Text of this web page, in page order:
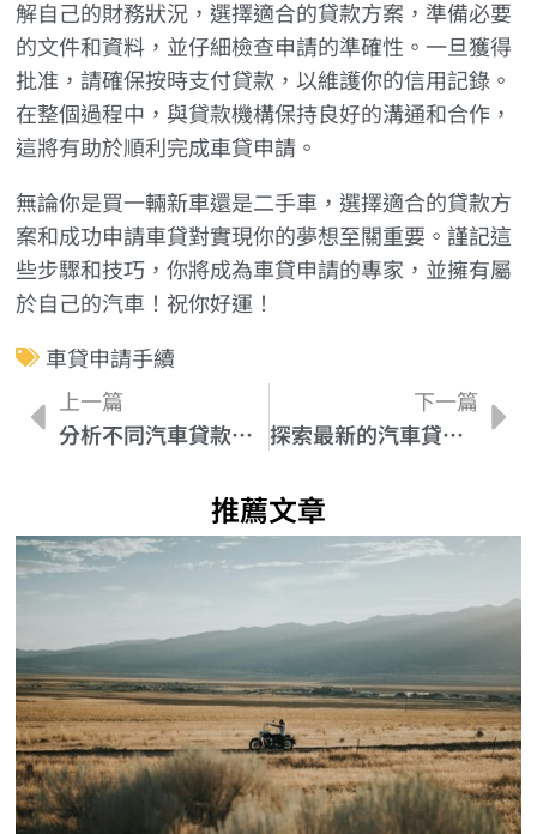
解自己的財務狀況，選擇適合的貸款方案，準備必要
的文件和資料，並仔細檢查申請的準確性。一旦獲得
批准，請確保按時支付貸款，以維護你的信用記錄。
在整個過程中，與貸款機構保持良好的溝通和合作，
這將有助於順利完成車貸申請。
無論你是買一輛新車還是二手車，選擇適合的貸款方
案和成功申請車貸對實現你的夢想至關重要。謹記這
些步驟和技巧，你將成為車貸申請的專家，並擁有屬
於自己的汽車！祝你好運！
車貸申請手續
上一篇
分析不同汽車貸款期限的利弊與風險
下一篇
探索最新的汽車貸款分期期數趨勢和市場資訊
推薦文章